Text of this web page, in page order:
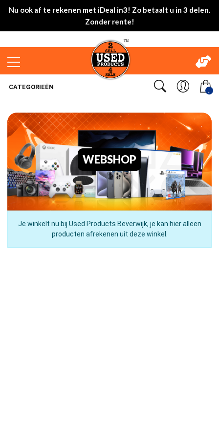
Nu ook af te rekenen met iDeal in3! Zo betaalt u in 3 delen.
Zonder rente!
..
CATEGORIEËN
WEBSHOP
Je winkelt nu bij Used Products Beverwijk, je kan hier alleen
producten afrekenen uit deze winkel.